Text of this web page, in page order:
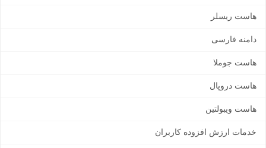
هاست ریسلر
دامنه فارسی
هاست جوملا
هاست دروپال
هاست ویبولتین
خدمات ارزش افزوده کاربران